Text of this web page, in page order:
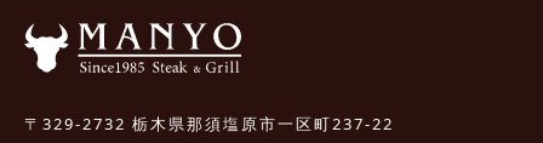
〒329-2732 栃木県那須塩原市一区町237-22